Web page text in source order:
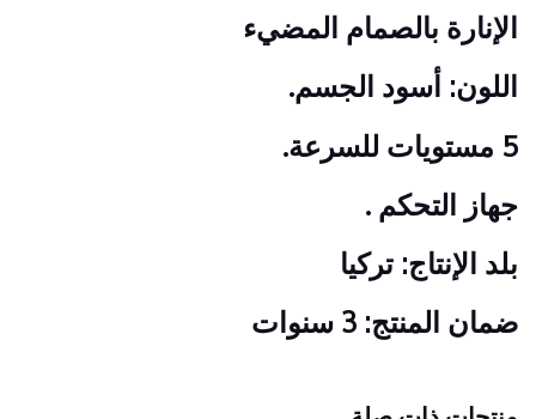
الإنارة بالصمام المضيء
اللون: أسود الجسم.
5 مستويات للسرعة.
جهاز التحكم .
بلد الإنتاج: تركيا
ضمان المنتج: 3 سنوات